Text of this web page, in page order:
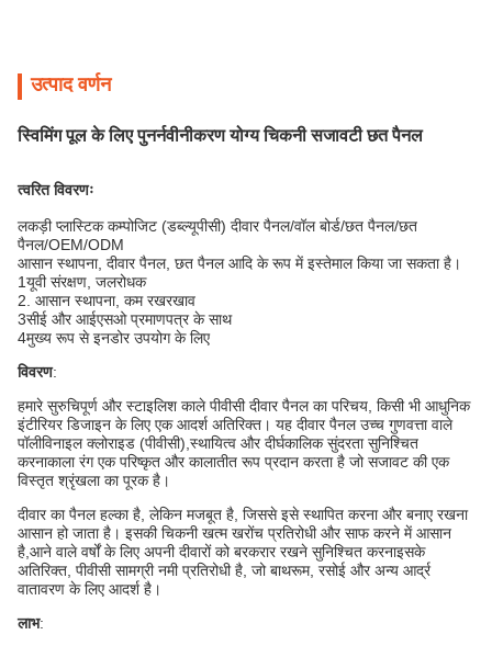
उत्पाद वर्णन
स्विमिंग पूल के लिए पुनर्नवीनीकरण योग्य चिकनी सजावटी छत पैनल
त्वरित विवरणः
लकड़ी प्लास्टिक कम्पोजिट (डब्ल्यूपीसी) दीवार पैनल/वॉल बोर्ड/छत पैनल/छत
पैनल/OEM/ODM
आसान स्थापना, दीवार पैनल, छत पैनल आदि के रूप में इस्तेमाल किया जा सकता है।
1यूवी संरक्षण, जलरोधक
2. आसान स्थापना, कम रखरखाव
3सीई और आईएसओ प्रमाणपत्र के साथ
4मुख्य रूप से इनडोर उपयोग के लिए
विवरण:
हमारे सुरुचिपूर्ण और स्टाइलिश काले पीवीसी दीवार पैनल का परिचय, किसी भी आधुनिक
इंटीरियर डिजाइन के लिए एक आदर्श अतिरिक्त। यह दीवार पैनल उच्च गुणवत्ता वाले
पॉलीविनाइल क्लोराइड (पीवीसी),स्थायित्व और दीर्घकालिक सुंदरता सुनिश्चित
करनाकाला रंग एक परिष्कृत और कालातीत रूप प्रदान करता है जो सजावट की एक
विस्तृत श्रृंखला का पूरक है।
दीवार का पैनल हल्का है, लेकिन मजबूत है, जिससे इसे स्थापित करना और बनाए रखना
आसान हो जाता है। इसकी चिकनी खत्म खरोंच प्रतिरोधी और साफ करने में आसान
है,आने वाले वर्षों के लिए अपनी दीवारों को बरकरार रखने सुनिश्चित करनाइसके
अतिरिक्त, पीवीसी सामग्री नमी प्रतिरोधी है, जो बाथरूम, रसोई और अन्य आर्द्र
वातावरण के लिए आदर्श है।
लाभ: